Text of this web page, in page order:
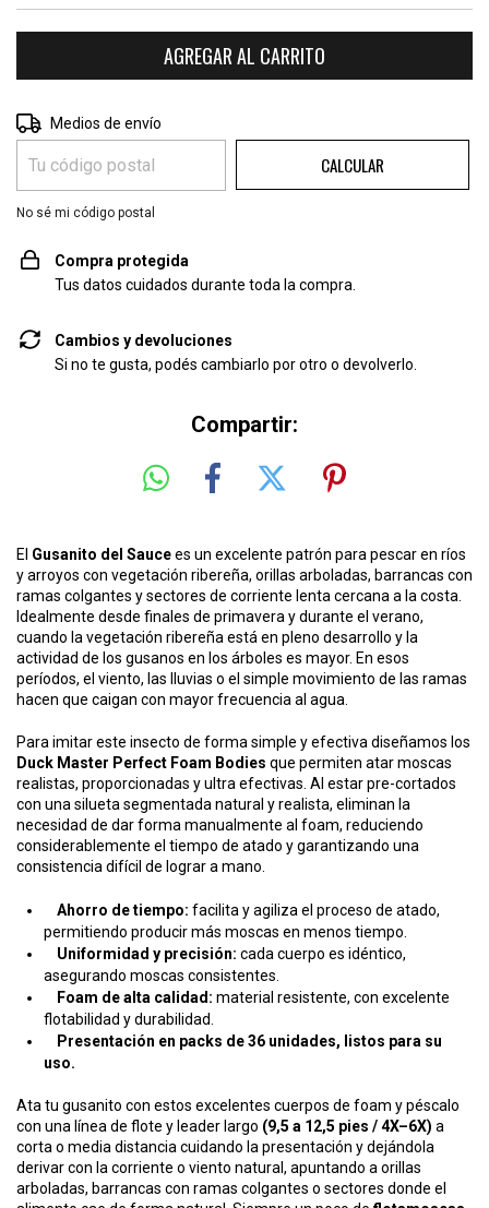
Entregas para el CP:
Medios de envío
CALCULAR
No sé mi código postal
Compra protegida
Tus datos cuidados durante toda la compra.
Cambios y devoluciones
Si no te gusta, podés cambiarlo por otro o devolverlo.
Compartir:
El Gusanito del Saucees un excelente patrón para pescar en ríos
y arroyos con vegetación ribereña, orillas arboladas, barrancas con
ramas colgantes y sectores de corriente lenta cercana a la costa.
Idealmente desde finales de primavera y durante el verano,
cuando la vegetación ribereña está en pleno desarrollo y la
actividad de los gusanos en los árboles es mayor. En esos
períodos, el viento, las lluvias o el simple movimiento de las ramas
hacen que caigan con mayor frecuencia al agua.
Para imitar este insecto de forma simple y efectiva diseñamos los
Duck Master Perfect Foam Bodies que permiten atar moscas
realistas, proporcionadas y ultra efectivas. Al estar pre-cortados
con una silueta segmentada natural y realista, eliminan la
necesidad de dar forma manualmente al foam, reduciendo
considerablemente el tiempo de atado y garantizando una
consistencia difícil de lograr a mano.
Ahorro de tiempo: facilita y agiliza el proceso de atado,
permitiendo producir más moscas en menos tiempo.
Uniformidad y precisión: cada cuerpo es idéntico,
asegurando moscas consistentes.
Foam de alta calidad: material resistente, con excelente
flotabilidad y durabilidad.
Presentación en packs de 36 unidades, listos para su
uso.
Ata tu gusanito con estos excelentes cuerpos de foam y péscalo
con una línea de flote y leader largo (9,5 a 12,5 pies / 4X–6X) a
corta o media distancia cuidando la presentación y dejándola
derivar con la corriente o viento natural, apuntando a orillas
arboladas, barrancas con ramas colgantes o sectores donde el